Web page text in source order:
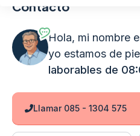
Contacto
Hola, mi nombre
yo estamos de
laborables de
Llamar 085 - 1304 575